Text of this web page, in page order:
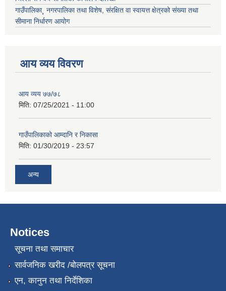
गाउँपालिका¸ नगरपालिका तथा विशेष, संरक्षित वा स्वायत्त क्षेत्रको संख्या तथा
सीमाना निर्धारण आयोग
आय व्यय विवरण
आय व्यय ७७/७८
मिति: 07/25/2021 - 11:00
गाउँपालिकाको आम्दानि र निकासा
मिति: 01/30/2019 - 23:57
अन्य
Notices
सूचना तथा समाचार
सार्वजनिक खरीद /बोलपत्र सूचना
एन, कानुन तथा निर्देशिका